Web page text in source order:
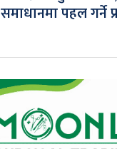
समाधानमा पहल गर्ने